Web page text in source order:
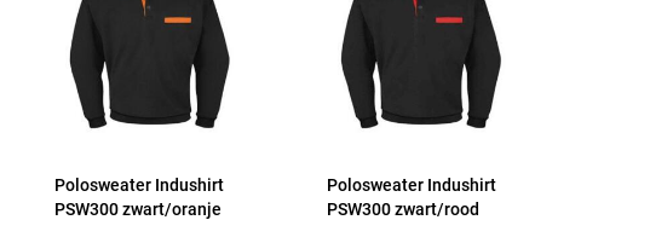
Polosweater Indushirt
PSW300 zwart/oranje
Polosweater Indushirt
PSW300 zwart/rood